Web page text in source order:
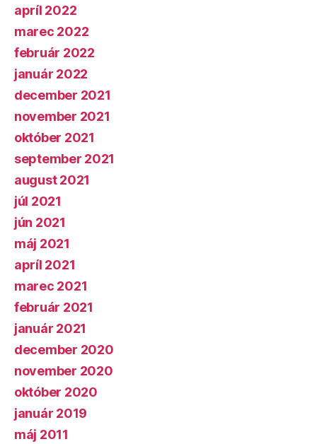
apríl 2022
marec 2022
február 2022
január 2022
december 2021
november 2021
október 2021
september 2021
august 2021
júl 2021
jún 2021
máj 2021
apríl 2021
marec 2021
február 2021
január 2021
december 2020
november 2020
október 2020
január 2019
máj 2011